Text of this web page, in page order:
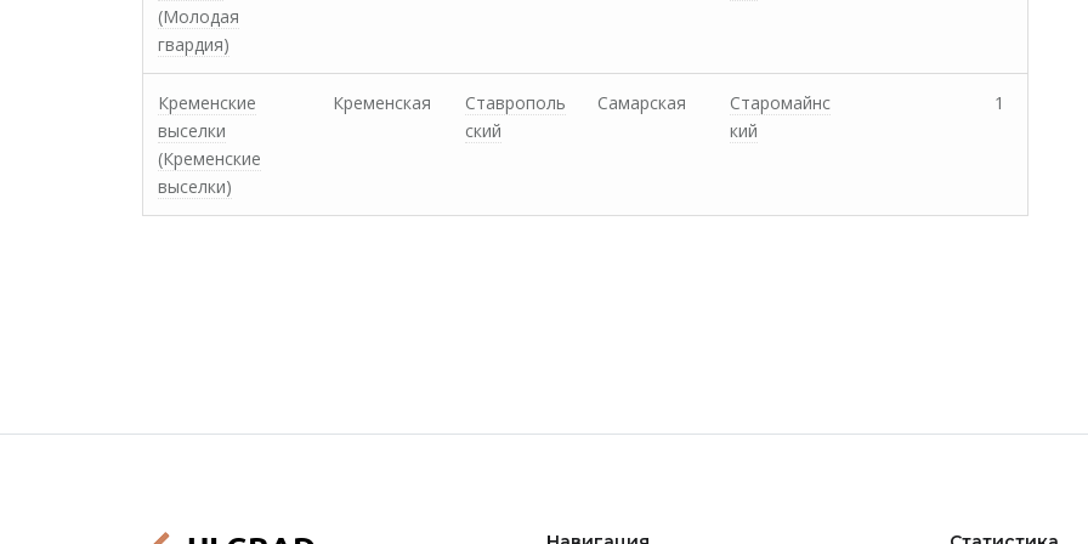
(Молодая
гвардия)
Кременские
выселки
(Кременские
выселки)
Кременская
Ставрополь
ский
Самарская
Старомайнс
кий
1